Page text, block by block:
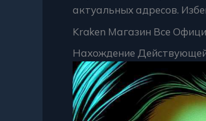
актуальных адресов.
Kraken Магазин Все
Нахождение